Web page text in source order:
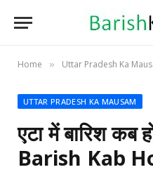
Home » Uttar Pradesh Ka
UTTAR PRADESH KA MAUSAM
एटा में बारिश कब
Barish Kab